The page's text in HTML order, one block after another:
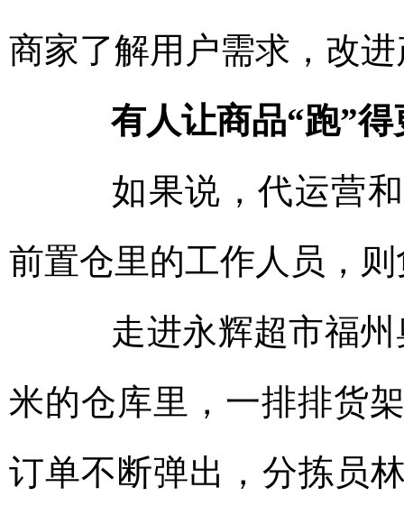
商家了解用户需求，改
有人让商品“跑”得
如果说，代运营和
前置仓里的工作人员，
走进永辉超市福州
米的仓库里，一排排货
订单不断弹出，分拣员